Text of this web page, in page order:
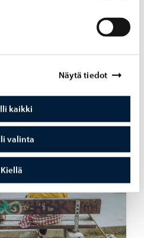
Näytä tiedot
kaikki
valinta
Kiellä
ke­säk­si vä­liai­kai­nen